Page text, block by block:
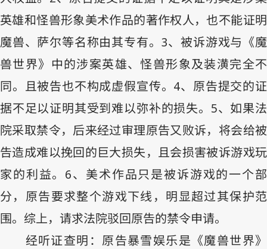
英雄和怪兽形象美术作品的著作权人，也不能证明
魔兽、萨尔等名称由其专有。 3、被诉游戏与《魔
兽世界》中的涉案英雄、怪兽形象及装潢完全不
同。且被告也不构成虚假宣传。 4、原告提交的证
据不足以证明其受到难以弥补的损失。 5、如果法
院采取禁令，后来经过审理原告又败诉，将会给被
告造成难以挽回的巨大损失，且会损害被诉游戏玩
家的利益。 6、美术作品只是被诉游戏的一个部
分，原告要求整个游戏下线，明显超过其保护范
围。综上，请求法院驳回原告的禁令申请。
经听证查明：原告暴雪娱乐是《魔兽世界》